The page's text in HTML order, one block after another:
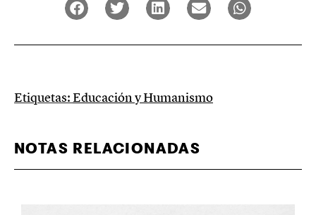
Etiquetas:Educación y Humanismo
NOTAS RELACIONADAS